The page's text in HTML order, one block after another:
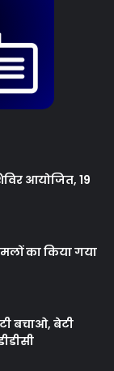
आयोजित, 19
का किया गया
बचाओ, बेटी